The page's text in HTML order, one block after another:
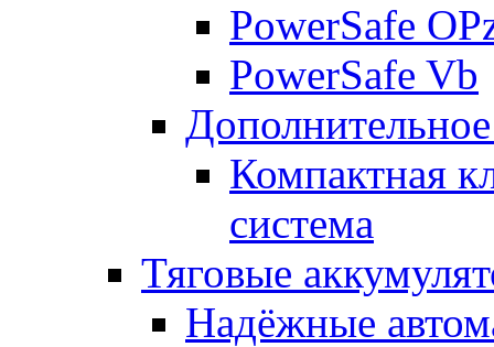
PowerSafe
PowerSafe Vb
Компактная
система
Тяговые
Надёжные